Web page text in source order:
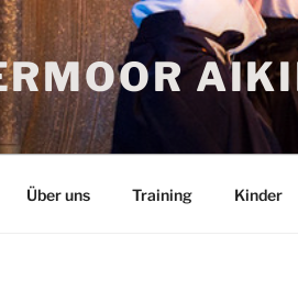
Über uns Training Kinder